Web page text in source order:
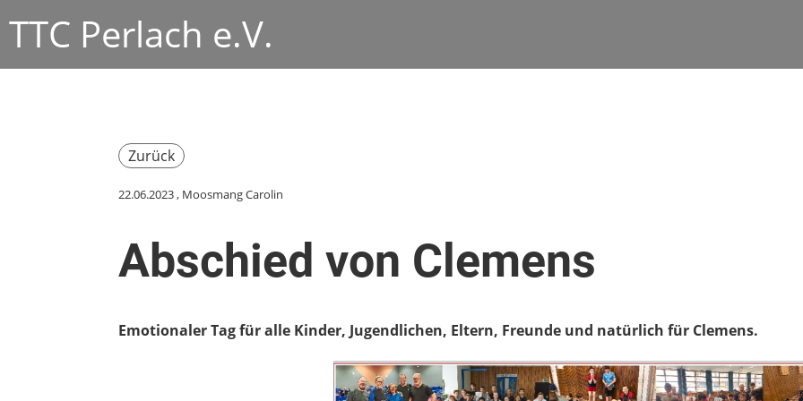
TTC Perlach e.V.
Zurück
22.06.2023, Moosmang Carolin
Abschied von Clemens
Emotionaler Tag für alle Kinder, Jugendlichen, Eltern, Freunde und natürlich für Clemens.